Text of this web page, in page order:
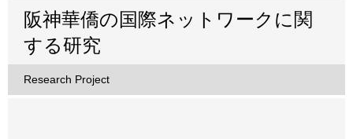
阪神華僑の国際ネットワークに関
する研究
Research Project